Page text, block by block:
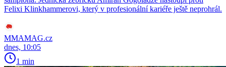
Felixi Klinkhammerovi, který v profesionální kariéře ještě neprohrál.
MMAMAG.cz
dnes, 10:05
1 min